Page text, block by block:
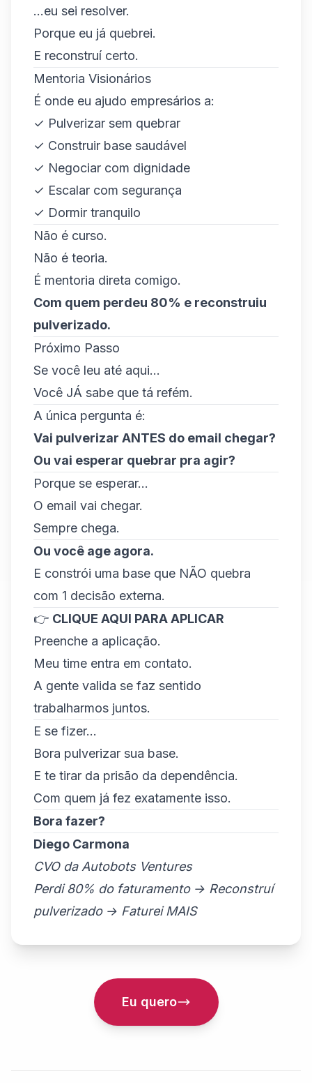
...eu sei resolver.
Porque eu já quebrei.
E reconstruí certo.
Mentoria Visionários
É onde eu ajudo empresários a:
✓ Pulverizar sem quebrar
✓ Construir base saudável
✓ Negociar com dignidade
✓ Escalar com segurança
✓ Dormir tranquilo
Não é curso.
Não é teoria.
É mentoria direta comigo.
Com quem perdeu 80% e reconstruiu
pulverizado.
Próximo Passo
Se você leu até aqui...
Você JÁ sabe que tá refém.
A única pergunta é:
Vai pulverizar ANTES do email chegar?
Ou vai esperar quebrar pra agir?
Porque se esperar...
O email vai chegar.
Sempre chega.
Ou você age agora.
E constrói uma base que NÃO quebra
com 1 decisão externa.
👉 CLIQUE AQUI PARA APLICAR
Preenche a aplicação.
Meu time entra em contato.
A gente valida se faz sentido
trabalharmos juntos.
E se fizer...
Bora pulverizar sua base.
E te tirar da prisão da dependência.
Com quem já fez exatamente isso.
Bora fazer?
Diego Carmona
CVO da Autobots Ventures
Perdi 80% do faturamento → Reconstruí
pulverizado → Faturei MAIS
Eu quero